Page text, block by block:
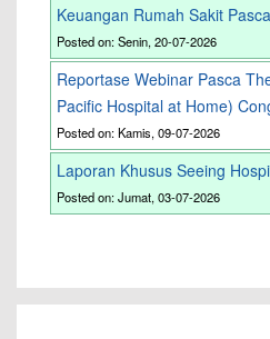
Keuangan Rumah Sakit
Posted on: Senin, 20-07-2026
Reportase Webinar Pasca
Pacific Hospital at Home)
Posted on: Kamis, 09-07-2026
Laporan Khusus Seeing
Posted on: Jumat, 03-07-2026